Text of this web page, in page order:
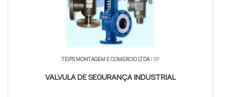
TEIPS MONTAGEM E COMERCIO LTDA/ SP
VALVULA DE SEGURANÇA INDUSTRIAL